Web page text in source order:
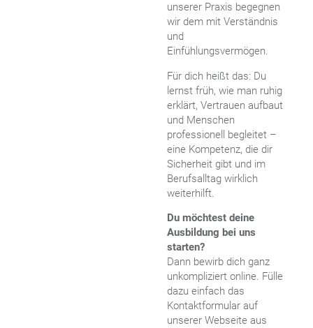
unserer Praxis begegnen
wir dem mit Verständnis
und
Einfühlungsvermögen.
Für dich heißt das: Du
lernst früh, wie man ruhig
erklärt, Vertrauen aufbaut
und Menschen
professionell begleitet –
eine Kompetenz, die dir
Sicherheit gibt und im
Berufsalltag wirklich
weiterhilft.
Du möchtest deine
Ausbildung bei uns
starten?
Dann bewirb dich ganz
unkompliziert online. Fülle
dazu einfach das
Kontaktformular auf
unserer Webseite aus